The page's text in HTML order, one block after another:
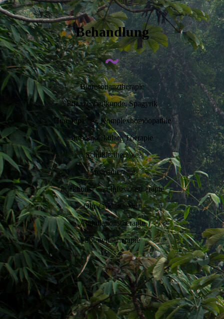
Behandlung
~
Bioresonanztherapie
Pflanzenheilkunde, Spagyrik
Homöopathie, Komplexhomöopathie
orthomolekulare Therapie
Schüßlertherapie
Aromatherapie
Injektions- und Infusionstherapie
Ohr-/ Akupunktur
Andullationstherapie
Spirovitaltherapie